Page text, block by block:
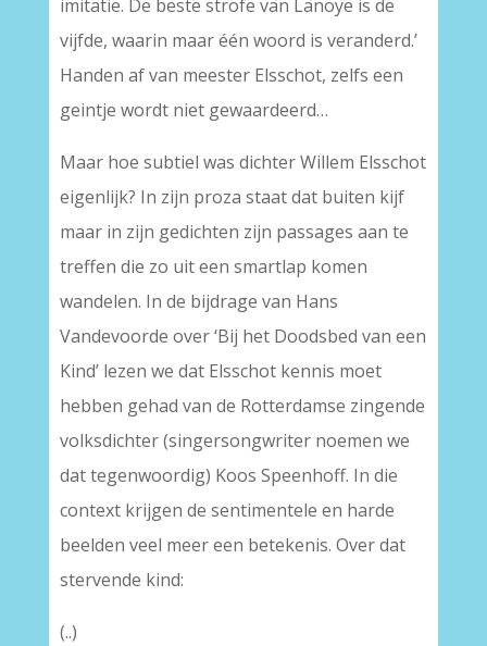
imitatie. De beste strofe van Lanoye is de
vijfde, waarin maar één woord is veranderd.’
Handen af van meester Elsschot, zelfs een
geintje wordt niet gewaardeerd…
Maar hoe subtiel was dichter Willem Elsschot
eigenlijk? In zijn proza staat dat buiten kijf
maar in zijn gedichten zijn passages aan te
treffen die zo uit een smartlap komen
wandelen. In de bijdrage van Hans
Vandevoorde over ‘Bij het Doodsbed van een
Kind’ lezen we dat Elsschot kennis moet
hebben gehad van de Rotterdamse zingende
volksdichter (singersongwriter noemen we
dat tegenwoordig) Koos Speenhoff. In die
context krijgen de sentimentele en harde
beelden veel meer een betekenis. Over dat
stervende kind:
(..)